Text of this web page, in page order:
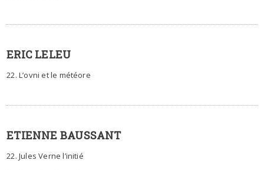
ERIC LELEU
22. L’ovni et le météore
ETIENNE BAUSSANT
22. Jules Verne l’initié